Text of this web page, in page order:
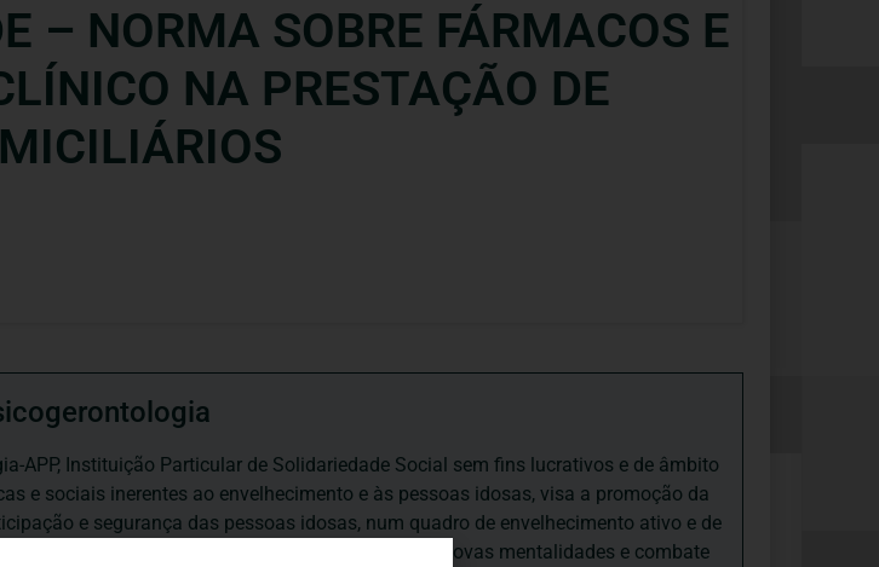
– NORMA SOBRE FÁRMACOS E
NA PRESTAÇÃO DE
APP, Instituição Particular de Solidariedade Social sem fins lucrativos e de âmbito
e sociais inerentes ao envelhecimento e às pessoas idosas, visa a promoção da
e segurança das pessoas idosas, num quadro de envelhecimento ativo e de
mais inclusiva para todas as idades, promove novas mentalidades e combate